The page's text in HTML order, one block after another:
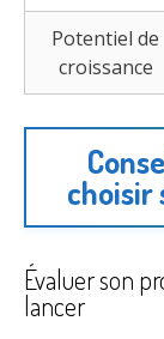
Potentiel de
croissance
choisir
Évaluer son
lancer